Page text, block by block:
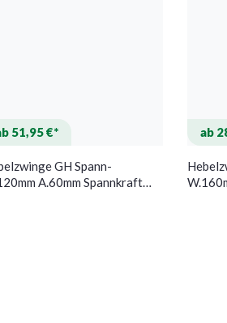
51,95 €*
GH Spann-
A.60mm Spannkraft
ab